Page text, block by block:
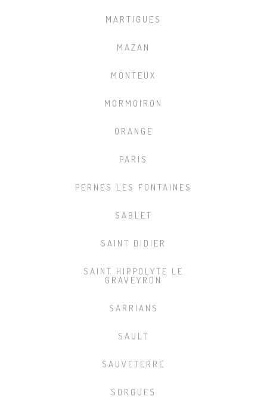
MARTIGUES
MAZAN
MONTEUX
MORMOIRON
ORANGE
PARIS
PERNES LES FONTAINES
SABLET
SAINT DIDIER
SAINT HIPPOLYTE LE
GRAVEYRON
SARRIANS
SAULT
SAUVETERRE
SORGUES